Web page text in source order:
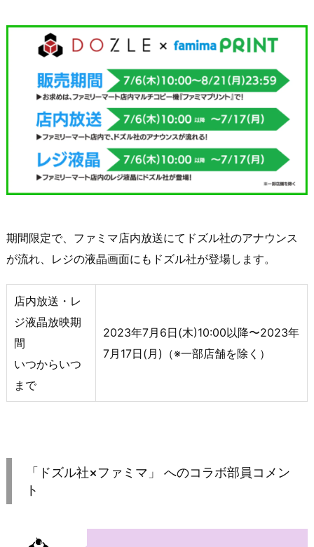
期間限定で、ファミマ店内放送にてドズル社のアナウンス
が流れ、レジの液晶画面にもドズル社が登場します。
店内放送・レ
ジ液晶放映期
間
いつからいつ
まで
2023年7月6日(木)10:00以降〜2023年
7月17日(月)（※一部店舗を除く）
「ドズル社×ファミマ」 へのコラボ部員コメン
ト